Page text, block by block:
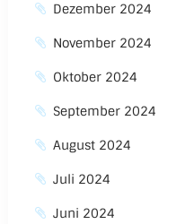
Dezember 2024
November 2024
Oktober 2024
September 2024
August 2024
Juli 2024
Juni 2024